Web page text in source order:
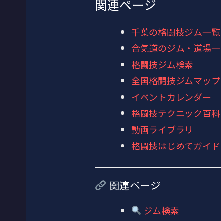
関連ページ
千葉の格闘技ジム一覧
合気道のジム・道場
格闘技ジム検索
全国格闘技ジムマップ
イベントカレンダー
格闘技テクニック百科
動画ライブラリ
格闘技はじめてガイド
関連ページ
ジム検索